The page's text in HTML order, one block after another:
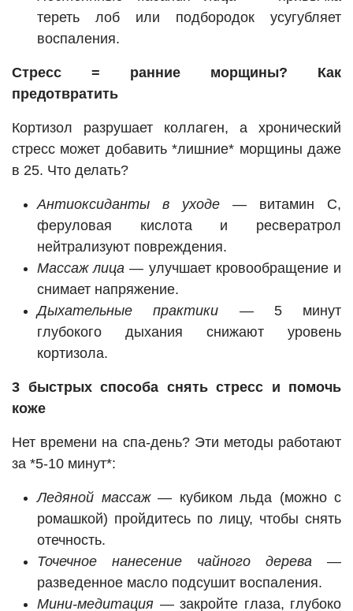
тереть лоб или подбородок усугубляет
воспаления.
Стресс = ранние морщины? Как
предотвратить
Кортизол разрушает коллаген, а хронический
стресс может добавить *лишние* морщины даже
в 25. Что делать?
Антиоксиданты в уходе — витамин С,
феруловая кислота и ресвератрол
нейтрализуют повреждения.
Массаж лица — улучшает кровообращение и
снимает напряжение.
Дыхательные практики — 5 минут
глубокого дыхания снижают уровень
кортизола.
3 быстрых способа снять стресс и помочь
коже
Нет времени на спа-день? Эти методы работают
за *5-10 минут*:
Ледяной массаж— кубиком льда (можно с
ромашкой) пройдитесь по лицу, чтобы снять
отечность.
Точечное нанесение чайного дерева —
разведенное масло подсушит воспаления.
Мини-медитация — закройте глаза, глубоко